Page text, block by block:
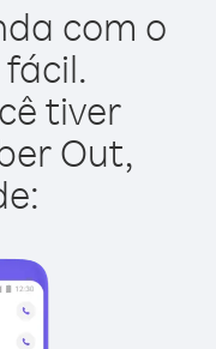
com o
tiver
Out,